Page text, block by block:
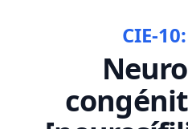
CIE-10: